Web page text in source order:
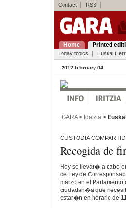
Contact RSS
Home Printed
Today topics Euskal
2012 february 04
GARA> Idatzia >
CUSTODIA
Recogida de
Hoy se llevar� a cabo
de Ley de
marzo en el Parlamento
ciudadan�a que
estar�n en horario de